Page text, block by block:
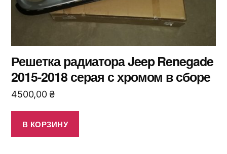
Решетка радиатора Jeep Renegade
2015-2018 серая с хромом в сборе
4500,00 ₴
В КОРЗИНУ